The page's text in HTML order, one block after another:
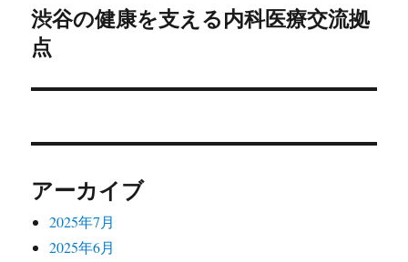
ゲ
ー
シ
次
の
稿:
渋谷の健康を支える内科医療交流拠
点
アーカイブ
2025年7月
2025年6月